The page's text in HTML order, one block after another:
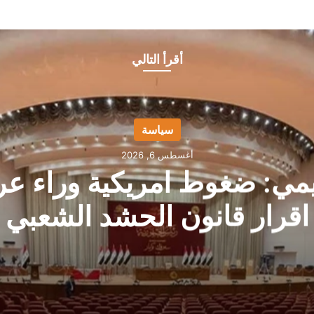
أقرأ التالي
سياسة
أغسطس 6, 2026
ضغوط امريكية وراء
اقرار قانون الحشد الشعبي